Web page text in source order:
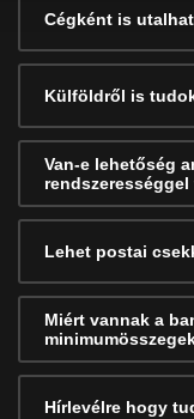
Cégként is
Külföldről is
Van-e lehetőség
Lehet postai
Miért vannak a
Hírlevélre hogy